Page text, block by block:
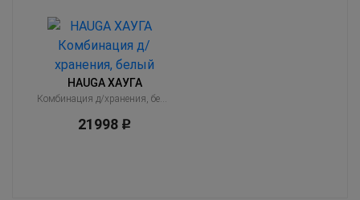
HAUGA ХАУГА
Комбинация д/хранения, белый
21998 Р